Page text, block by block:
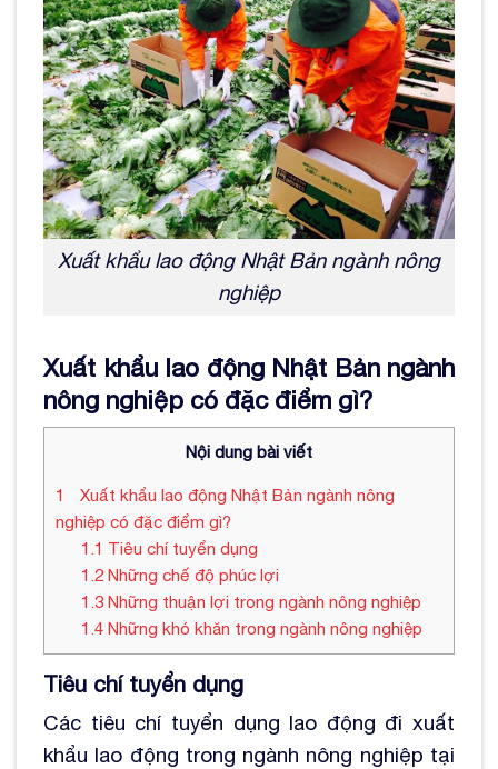
Xuất khẩu lao động Nhật Bản ngành nông
nghiệp
Xuất khẩu lao động Nhật Bản ngành
nông nghiệp có đặc điểm gì?
Nội dung bài viết
1
Xuất khẩu lao động Nhật Bản ngành nông
nghiệp có đặc điểm gì?
1.1 Tiêu chí tuyển dụng
1.2Những chế độ phúc lợi
1.3Những thuận lợi trong ngành nông nghiệp
1.4Những khó khăn trong ngành nông nghiệp
Tiêu chí tuyển dụng
Các tiêu chí tuyển dụng lao động đi xuất
khẩu lao động trong ngành nông nghiệp tại